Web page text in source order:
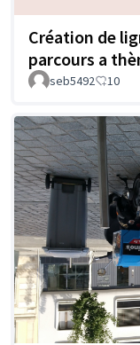
Création de
parcours a
seb5492 10